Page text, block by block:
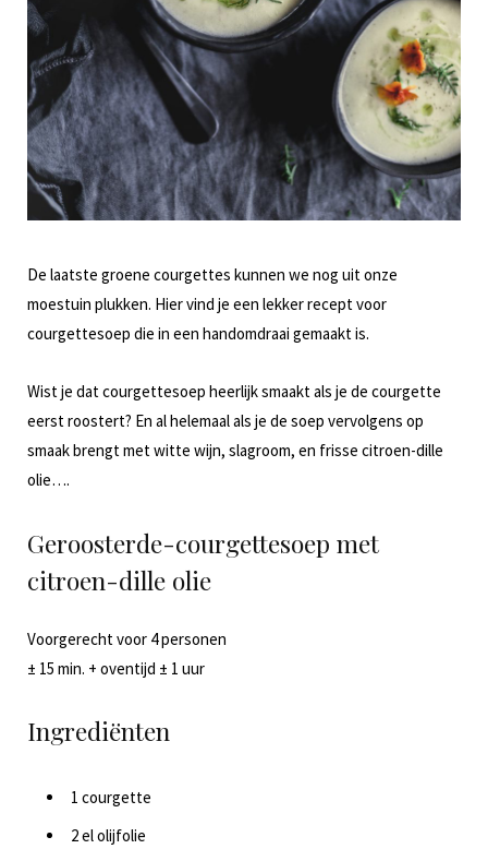
De laatste groene courgettes kunnen we nog uit onze
moestuin plukken. Hier vind je een lekker recept voor
courgettesoep die in een handomdraai gemaakt is.
Wist je dat courgettesoep heerlijk smaakt als je de courgette
eerst roostert? En al helemaal als je de soep vervolgens op
smaak brengt met witte wijn, slagroom, en frisse citroen-dille
olie….
Geroosterde-courgettesoep met
citroen-dille olie
Voorgerecht voor 4 personen
± 15 min. + oventijd ± 1 uur
Ingrediënten
1 courgette
2 el olijfolie